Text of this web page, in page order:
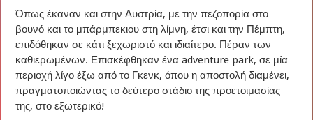
Όπως έκαναν και στην Αυστρία, με την πεζοπορία στο
βουνό και το μπάρμπεκιου στη λίμνη, έτσι και την Πέμπτη,
επιδόθηκαν σε κάτι ξεχωριστό και ιδιαίτερο. Πέραν των
καθιερωμένων. Επισκέφθηκαν ένα adventure park, σε μία
περιοχή λίγο έξω από το Γκενκ, όπου η αποστολή διαμένει,
πραγματοποιώντας το δεύτερο στάδιο της προετοιμασίας
της, στο εξωτερικό!